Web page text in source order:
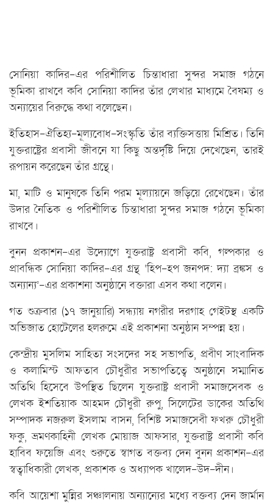
সোনিয়া কাদির-এর পরিশীলিত চিন্তাধারা সুন্দর সমাজ গঠনে
ভূমিকা রাখবে কবি সোনিয়া কাদির তাঁর লেখার মাধ্যমে বৈষম্য ও
অন্যায়ের বিরুদ্ধে কথা বলেছেন।
ইতিহাস-ঐতিহ্য-মূল্যবোধ-সংস্কৃতি তাঁর ব্যক্তিসত্তায় মিশ্রিত। তিনি
যুক্তরাষ্ট্রের প্রবাসী জীবনে যা কিছু অন্তর্দৃষ্টি দিয়ে দেখেছেন, তারই
রূপায়ন করেছেন তাঁর গ্রন্থে।
মা, মাটি ও মানুষকে তিনি পরম মূল্যায়নে জড়িয়ে রেখেছেন। তাঁর
উদার নৈতিক ও পরিশীলিত চিন্তাধারা সুন্দর সমাজ গঠনে ভূমিকা
রাখবে।
বুনন প্রকাশন-এর উদ্যোগে যুক্তরাষ্ট্র প্রবাসী কবি, গল্পকার ও
প্রাবন্ধিক সোনিয়া কাদির-এর গ্রন্থ ‘হিপ-হপ জনপদ: দ্যা ব্রঙ্কস ও
অন্যান্য’-এর প্রকাশনা অনুষ্ঠানে বক্তারা এসব কথা বলেন।
গত শুক্রবার (১৭ জানুয়ারি) সন্ধ্যায় নগরীর দরগাহ গেইটস্থ একটি
অভিজাত হোটেলের হলরুমে এই প্রকাশনা অনুষ্ঠান সম্পন্ন হয়।
কেন্দ্রীয় মুসলিম সাহিত্য সংসদের সহ সভাপতি, প্রবীণ সাংবাদিক
ও কলামিস্ট আফতাব চৌধুরীর সভাপতিত্বে অনুষ্ঠানে সম্মানিত
অতিথি হিসেবে উপস্থিত ছিলেন যুক্তরাষ্ট্র প্রবাসী সমাজসেবক ও
লেখক ইশতিয়াক আহমদ চৌধুরী রুপু, সিলেটের ডাকের অতিথি
সম্পাদক নজরুল ইসলাম বাসন, বিশিষ্ট সমাজসেবী ফখরু চৌধুরী
ফকু, ভ্রমণকাহিনী লেখক মোয়াজ আফসার, যুক্তরাষ্ট্র প্রবাসী কবি
হাবিব ফয়েজি এবং শুরুতে স্বাগত বক্তব্য দেন বুনন প্রকাশন-এর
স্বত্বাধিকারী লেখক, প্রকাশক ও অধ্যাপক খালেদ-উদ-দীন।
কবি আয়েশা মুন্নির সঞ্চালনায় অন্যান্যের মধ্যে বক্তব্য দেন জার্মান